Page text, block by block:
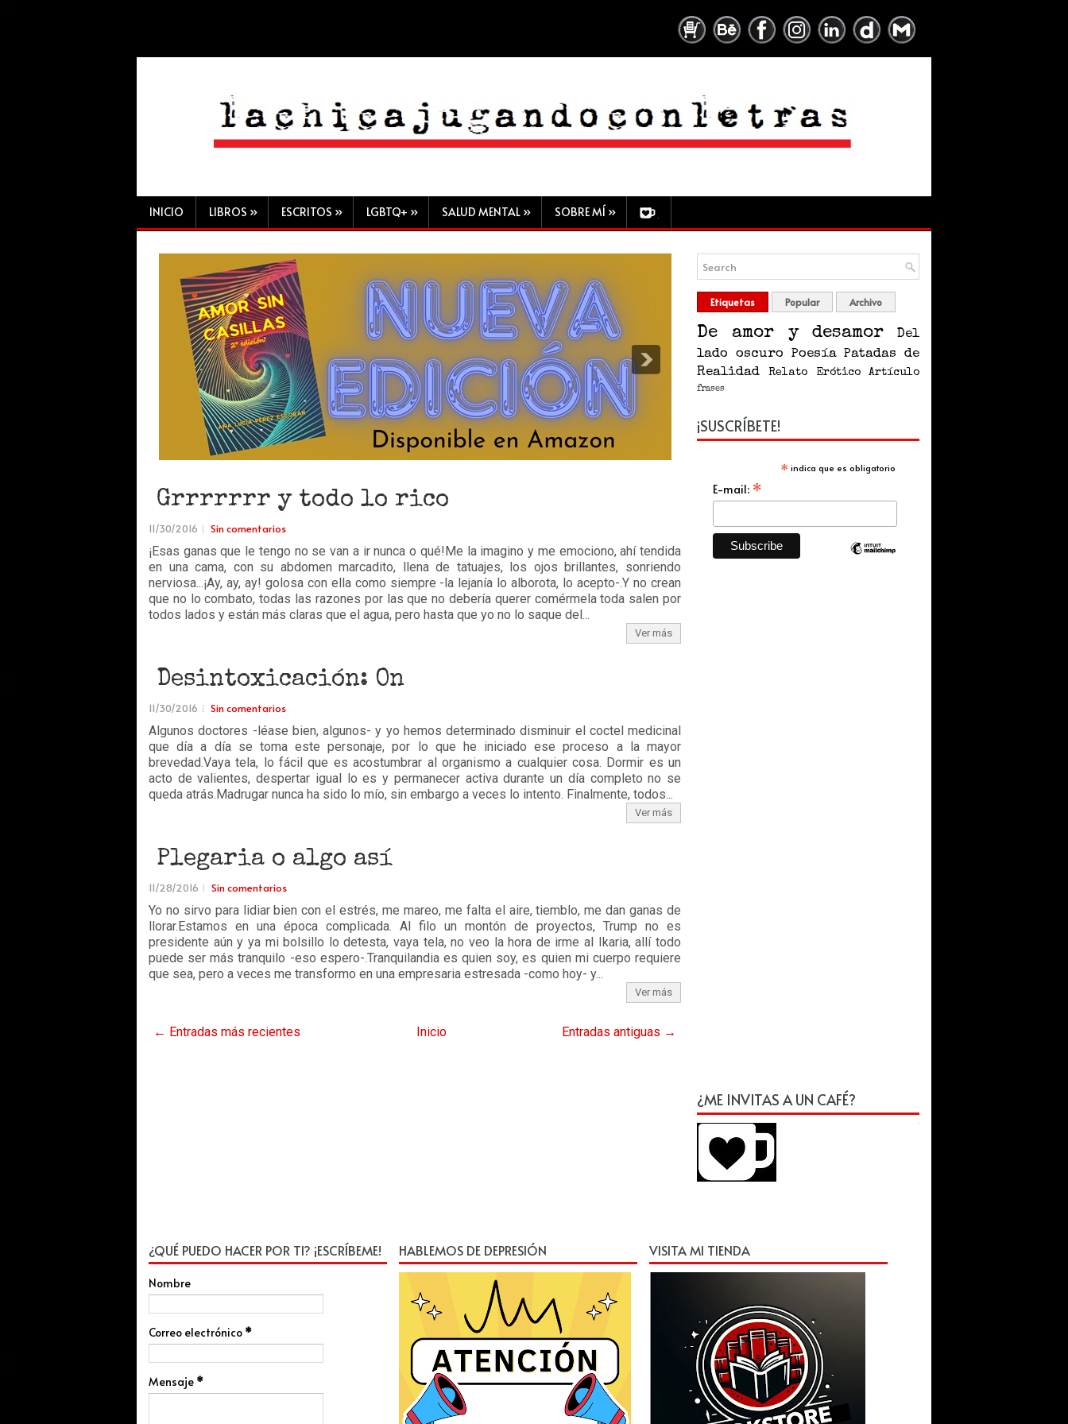
INICIO LIBROS » ESCRITOS » LGBTQ+ » SALUD MENTAL » SOBRE MÍ »
Grrrrrrr y todo lo rico
11/30/2016 Sin comentarios
¡Esas ganas que le tengo no se van a ir nunca o qué!Me la imagino y me emociono, ahí tendida
en una cama, con su abdomen marcadito, llena de tatuajes, los ojos brillantes, sonriendo
nerviosa...¡Ay, ay, ay! golosa con ella como siempre -la lejanía lo alborota, lo acepto-.Y no crean
que no lo combato, todas las razones por las que no debería querer comérmela toda salen por
todos lados y están más claras que el agua, pero hasta que yo no lo saque del...
Ver más
Desintoxicación: On
11/30/2016 Sin comentarios
Algunos doctores -léase bien, algunos- y yo hemos determinado disminuir el coctel medicinal
que día a día se toma este personaje, por lo que he iniciado ese proceso a la mayor
brevedad.Vaya tela, lo fácil que es acostumbrar al organismo a cualquier cosa. Dormir es un
acto de valientes, despertar igual lo es y permanecer activa durante un día completo no se
queda atrás.Madrugar nunca ha sido lo mío, sin embargo a veces lo intento. Finalmente, todos...
Ver más
Plegaria o algo así
11/28/2016 Sin comentarios
Yo no sirvo para lidiar bien con el estrés, me mareo, me falta el aire, tiemblo, me dan ganas de
llorar.Estamos en una época complicada. Al filo un montón de proyectos, Trump no es
presidente aún y ya mi bolsillo lo detesta, vaya tela, no veo la hora de irme al Ikaria, allí todo
puede ser más tranquilo -eso espero-.Tranquilandia es quien soy, es quien mi cuerpo requiere
que sea, pero a veces me transformo en una empresaria estresada -como hoy- y...
Ver más
← Entradas más recientes Entradas antiguas →
Inicio
Etiquetas Popular Archivo
De amor y desamor
Del
lado oscuro
Poesía Patadas de
Realidad
Relato Erótico Artículo
frases
¡SUSCRÍBETE!
* indica que es obligatorio
E-mail: *
¿ME INVITAS A UN CAFÉ?
¿QUÉ PUEDO HACER POR TI? ¡ESCRÍBEME!
Nombre
Correo electrónico *
Mensaje *
HABLEMOS DE DEPRESIÓN VISITA MI TIENDA